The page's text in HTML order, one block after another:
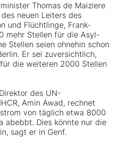
Thomas de Maiziere
neuen Leiters des
und Flüchtlinge, Frank-
mehr Stellen für die Asyl-
Stellen seien ohnehin schon
Er sei zuversichtlich,
die weiteren 2000 Stellen
des UN-
Amin Awad, rechnet
von täglich etwa 8000
abebbt. Dies könnte nur die
sagt er in Genf.